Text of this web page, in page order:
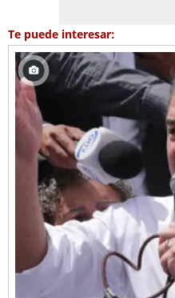
Te puede interesar: